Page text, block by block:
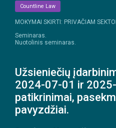
Countline Law
MOKYMAI SKIRTI: PRIVAČIAM
Seminaras.
Nuotolinis seminaras.
Užsieniečių
2024-07-01 ir
patikrinimai,
pavyzdžiai.